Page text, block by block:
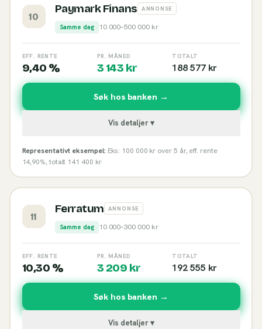
10
Paymark Finans ANNONSE
Samme dag 10 000–500 000kr
EFF. RENTE
9,40 %
PR. MÅNED
3 143 kr
TOTALT
188 577kr
Søk hos banken →
Vis detaljer ▾
Representativt eksempel: Eks: 100 000 kr over 5 år, eff. rente
14,90%, totalt 141 400 kr
11
Ferratum ANNONSE
Samme dag 10 000–300 000kr
EFF. RENTE
10,30 %
PR. MÅNED
3 209 kr
TOTALT
192 555 kr
Søk hos banken →
Vis detaljer ▾